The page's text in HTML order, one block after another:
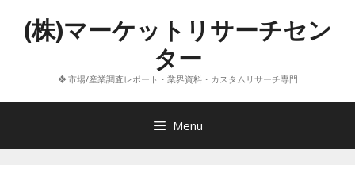
へ
(株)マーケットリサーチセン
ター
❖ 市場/産業調査レポート・業界資料・カスタムリサーチ専門
Menu